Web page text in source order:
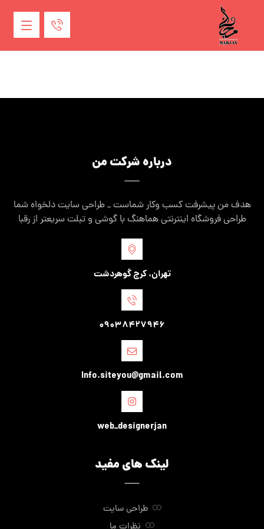
درباره شرکت من
هدف من پیشرفت کسب وکار شماست _ طراحی سایت دلخواه شما
طراحی فروشگاه اینترنتی هماهنگ با گوشی و تبلت سریعتر از رقبا
تهران، کرج گوهردشت
09038427946
Info.siteyou@gmail.com
web_designerjan
لینک های مفید
طراحی سایت